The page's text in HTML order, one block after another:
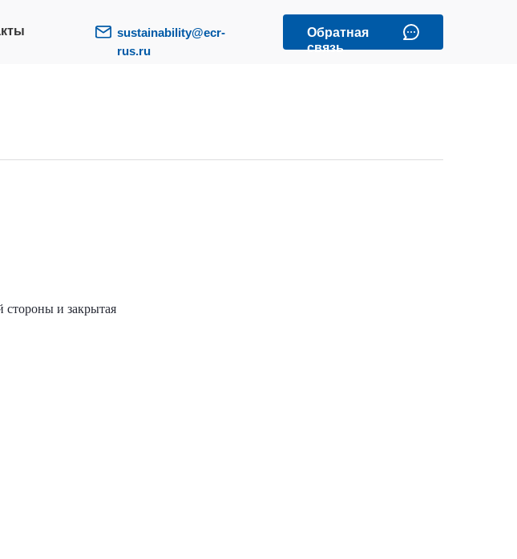
sustainability@eсr-
rus.ru
Обратная
связь
стороны и закрытая